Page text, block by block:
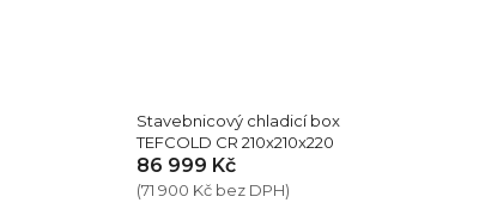
Stavebnicový chladicí box
TEFCOLD CR 210x210x220
86 999 Kč
(71 900 Kč bez DPH)